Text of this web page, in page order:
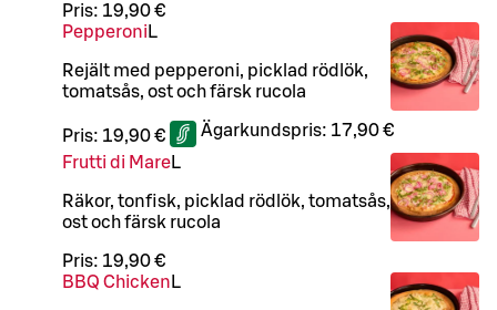
Pris: 19,90 €
Pepperoni L
Rejält med pepperoni, picklad rödlök,
tomatsås, ost och färsk rucola
Pris: 19,90 € Ägarkundspris: 17,90 €
Frutti di MareL
Räkor, tonfisk, picklad rödlök, tomatsås,
ost och färsk rucola
Pris: 19,90 €
BBQ Chicken L